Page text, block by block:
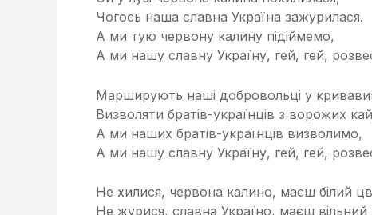
Чогось наша славна Україна зажурилася.
А ми тую червону калину підіймемо,
А ми нашу славну Україну, гей, гей,
Марширують наші добровольці у
Визволяти братів-українців з ворожих
А ми наших братів-українців визволимо,
А ми нашу славну Україну, гей, гей,
Не хилися, червона калино, маєш білий
Не журися, славна Україно, маєш вільний